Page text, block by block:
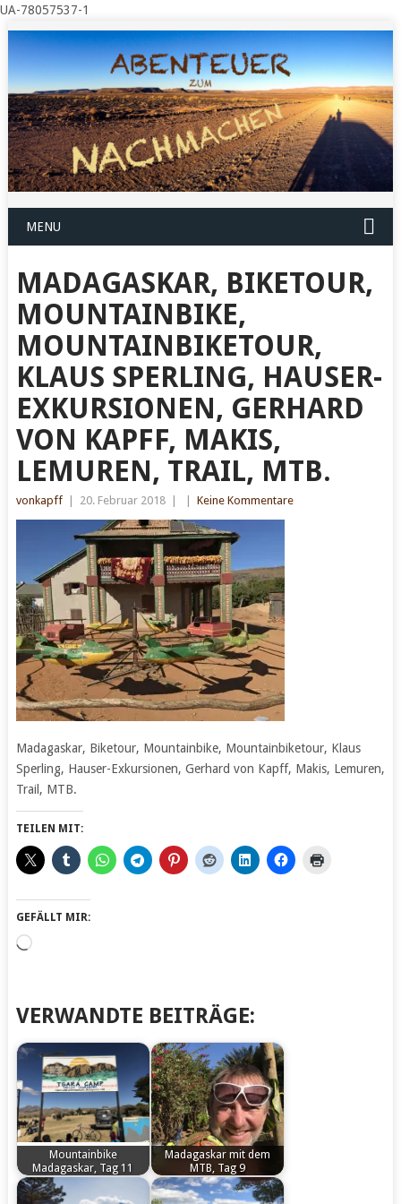
UA-78057537-1
MENU
MADAGASKAR, BIKETOUR,
MOUNTAINBIKE,
MOUNTAINBIKETOUR,
KLAUS SPERLING, HAUSER-
EXKURSIONEN, GERHARD
VON KAPFF, MAKIS,
LEMUREN, TRAIL, MTB.
vonkapff 20. Februar 2018 Keine Kommentare
Madagaskar, Biketour, Mountainbike, Mountainbiketour, Klaus
Sperling, Hauser-Exkursionen, Gerhard von Kapff, Makis, Lemuren,
Trail, MTB.
TEILEN MIT:
GEFÄLLT MIR:
Wird
VERWANDTE BEITRÄGE:
Mountainbike
Madagaskar, Tag 11
by
Madagaskar mit dem
MTB, Tag 9
by